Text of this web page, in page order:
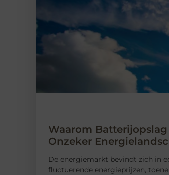
Waarom
Onzeker
De energiemarkt bevindt zich in
fluctuerende energieprijzen,